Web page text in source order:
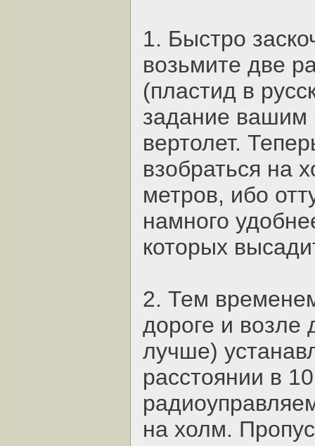
1. Быстро
возьмите две
(пластид в
задание вашим
вертолет.
взобраться на
метров, ибо
намного
которых
2. Тем
дороге и
лучше)
расстоянии в
на холм.